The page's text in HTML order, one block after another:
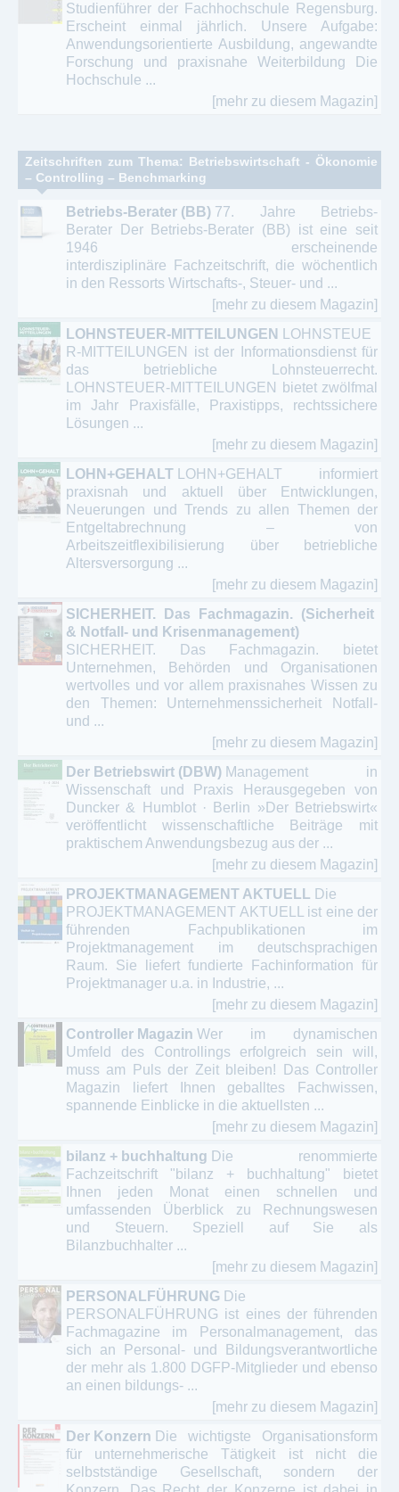
Studienführer der Fachhochschule Regensburg.
Erscheint einmal jährlich. Unsere Aufgabe:
Anwendungsorientierte Ausbildung, angewandte
Forschung und praxisnahe Weiterbildung Die
Hochschule ...
[mehr zu diesem Magazin]
Zeitschriften zum Thema: Betriebswirtschaft - Ökonomie
– Controlling – Benchmarking
Betriebs-Berater (BB) 77. Jahre Betriebs-
Berater Der Betriebs-Berater (BB) ist eine seit
1946 erscheinende
interdisziplinäre Fachzeitschrift, die wöchentlich
in den Ressorts Wirtschafts-, Steuer- und ...
[mehr zu diesem Magazin]
LOHNSTEUER-MITTEILUNGEN
LOHNSTEUE
R-MITTEILUNGEN ist der Informationsdienst für
das betriebliche Lohnsteuerrecht.
LOHNSTEUER-MITTEILUNGEN bietet zwölfmal
im Jahr Praxisfälle, Praxistipps, rechtssichere
Lösungen ...
[mehr zu diesem Magazin]
LOHN+GEHALT
LOHN+GEHALT informiert
praxisnah und aktuell über Entwicklungen,
Neuerungen und Trends zu allen Themen der
Entgeltabrechnung – von
Arbeitszeitflexibilisierung über betriebliche
Altersversorgung ...
[mehr zu diesem Magazin]
SICHERHEIT. Das Fachmagazin. (Sicherheit
& Notfall- und Krisenmanagement)
SICHERHEIT. Das Fachmagazin. bietet
Unternehmen, Behörden und Organisationen
wertvolles und vor allem praxisnahes Wissen zu
den Themen: Unternehmenssicherheit Notfall-
und ...
[mehr zu diesem Magazin]
Der Betriebswirt (DBW) Management in
Wissenschaft und Praxis Herausgegeben von
Duncker & Humblot · Berlin »Der Betriebswirt«
veröffentlicht wissenschaftliche Beiträge mit
praktischem Anwendungsbezug aus der ...
[mehr zu diesem Magazin]
PROJEKTMANAGEMENT AKTUELL Die
PROJEKTMANAGEMENT AKTUELL ist eine der
führenden Fachpublikationen im
Projektmanagement im deutschsprachigen
Raum. Sie liefert fundierte Fachinformation für
Projektmanager u.a. in Industrie, ...
[mehr zu diesem Magazin]
Controller Magazin Wer im dynamischen
Umfeld des Controllings erfolgreich sein will,
muss am Puls der Zeit bleiben! Das Controller
Magazin liefert Ihnen geballtes Fachwissen,
spannende Einblicke in die aktuellsten ...
[mehr zu diesem Magazin]
bilanz + buchhaltung Die renommierte
Fachzeitschrift "bilanz + buchhaltung" bietet
Ihnen jeden Monat einen schnellen und
umfassenden Überblick zu Rechnungswesen
und Steuern. Speziell auf Sie als
Bilanzbuchhalter ...
[mehr zu diesem Magazin]
PERSONALFÜHRUNG Die
PERSONALFÜHRUNG ist eines der führenden
Fachmagazine im Personalmanagement, das
sich an Personal- und Bildungsverantwortliche
der mehr als 1.800 DGFP-Mitglieder und ebenso
an einen bildungs- ...
[mehr zu diesem Magazin]
Der Konzern Die wichtigste Organisationsform
für unternehmerische Tätigkeit ist nicht die
selbstständige Gesellschaft, sondern der